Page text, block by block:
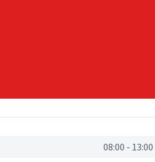
08:00 - 13:00